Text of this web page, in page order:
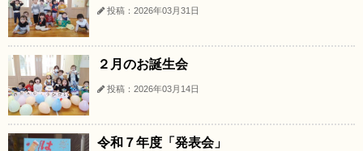
投稿：2026年03月31日
２月のお誕生会
投稿：2026年03月14日
令和７年度「発表会」